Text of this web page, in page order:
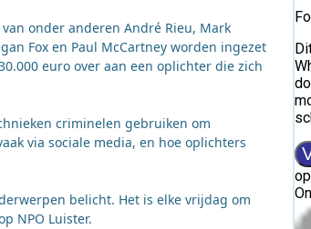
onder anderen André Rieu, Mark
Fox en Paul McCartney worden ingezet
euro over aan een oplichter die zich
criminelen gebruiken om
via sociale media, en hoe oplichters
belicht. Het is elke vrijdag om
NPO Luister.